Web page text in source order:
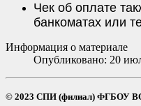
Чек об оплате
банкоматах или
Информация о материале
Опубликовано: 20
© 2023 СПИ (филиал) ФГБОУ